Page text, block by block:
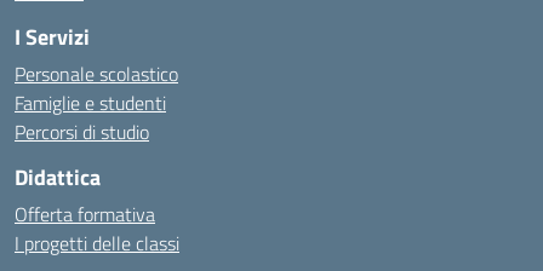
I Servizi
Personale scolastico
Famiglie e studenti
Percorsi di studio
Didattica
Offerta formativa
I progetti delle classi